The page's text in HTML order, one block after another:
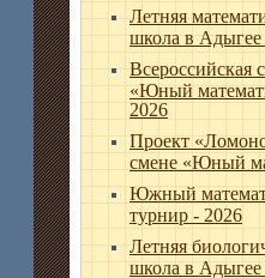
Летняя
школа в Адыгее
Всероссийская
«Юный
2026
Проект
смене «Юный
Южный
турнир - 2026
Летняя
школа в Адыгее